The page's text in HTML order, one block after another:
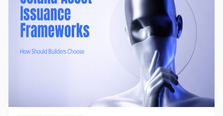
également un protocole de liquidité, un terminal de trading
et un système de gouvernance communautaire.